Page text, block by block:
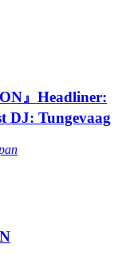
』Headliner:
DJ: Tungevaag